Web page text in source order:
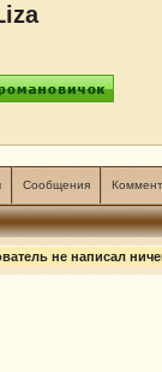
Сообщения
не написал